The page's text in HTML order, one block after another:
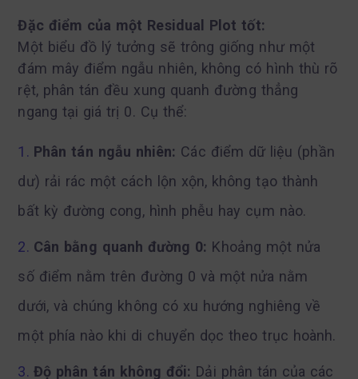
Đặc điểm của một Residual Plot tốt:
Một biểu đồ lý tưởng sẽ trông giống như một
đám mây điểm ngẫu nhiên, không có hình thù rõ
rệt, phân tán đều xung quanh đường thẳng
ngang tại giá trị 0. Cụ thể:
Phân tán ngẫu nhiên: Các điểm dữ liệu (phần
dư) rải rác một cách lộn xộn, không tạo thành
bất kỳ đường cong, hình phễu hay cụm nào.
Cân bằng quanh đường 0: Khoảng một nửa
số điểm nằm trên đường 0 và một nửa nằm
dưới, và chúng không có xu hướng nghiêng về
một phía nào khi di chuyển dọc theo trục hoành.
Độ phân tán không đổi: Dải phân tán của các